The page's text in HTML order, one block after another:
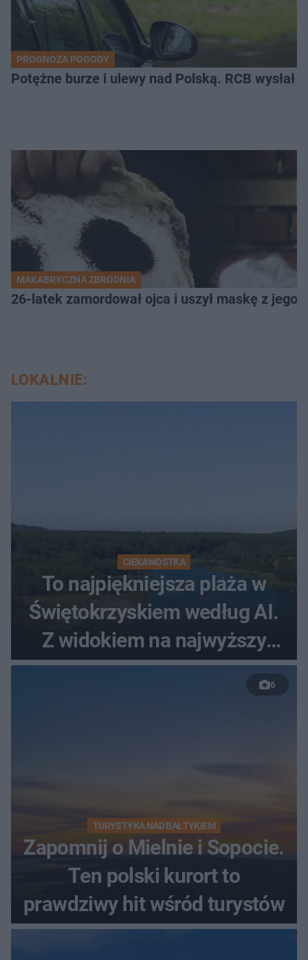
PROGNOZA POGODY
Potężne burze i ulewy nad Polską. RCB
MAKABRYCZNA ZBRODNIA
26-latek zamordował ojca i uszył maskę z
LOKALNIE:
CIEKAWOSTKA
To najpiękniejsza plaża w
Świętokrzyskiem według AI.
Z widokiem na najwyższy
szczyt Gór Świętokrzyskich
6
TURYSTYKA NAD BAŁTYKIEM
Zapomnij o Mielnie i Sopocie.
Ten polski kurort to
prawdziwy hit wśród turystów